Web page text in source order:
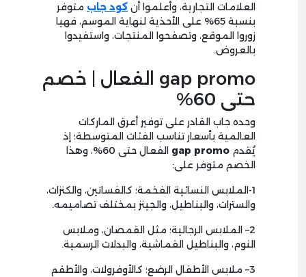
العلامات التجارية، وأعلموا أن كود جاب متوفر
بنسبة 65% على الأحذية لنهاية الموسم، فهيا
زوروا الموقع، وتصفحوا المنتجات، واستفيدوا
بالعروض.
gap promo الفعال | خصم
حتى 60%
وحده جاب القادر على توفير أعرق الماركات
العالمية بأسعار تناسب الفئات المتوسطة؛ إذ
يُقدم gap promo الفعال حتى 60%، وهذا
الخصم متوفر على:
1-الملابس النسائية الفخمة؛ كالفساتين، والكنزات،
والسترات، والبناطيل، والجينز بمختلف تصاميمه.
2– الملابس الرجالية؛ مثل القمصان، وملابس
النوم، والبناطيل القماشية، والبدلات الرسمية.
3– ملابس الأطفال الرضع؛ كالأوفرولات، والأطقم